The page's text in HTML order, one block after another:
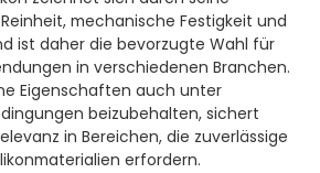
mechanische Festigkeit und
ist daher die bevorzugte Wahl für
in verschiedenen Branchen.
Eigenschaften auch unter
beizubehalten, sichert
in Bereichen, die zuverlässige
erfordern.